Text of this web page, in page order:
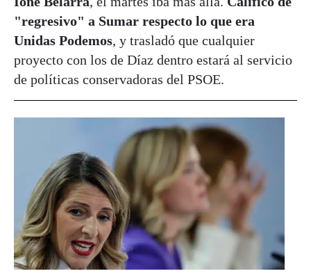
"regresivo" a Sumar respecto lo que era
Unidas Podemos, y trasladó que cualquier
proyecto con los de Díaz dentro estará al servicio
de políticas conservadoras del PSOE.